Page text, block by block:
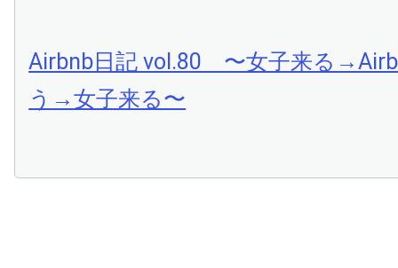
Airbnb日記 vol.80 〜女子来る
う→女子来る〜